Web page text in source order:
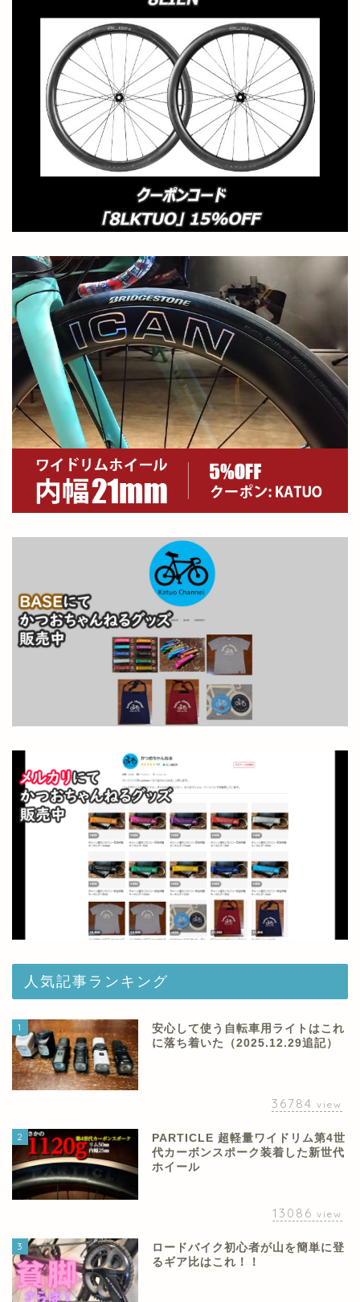
人気記事ランキング
1
安心して使う自転車用ライトはこれ
に落ち着いた（2025.12.29追記）
36784 view
2
PARTICLE 超軽量ワイドリム第4世
代カーボンスポーク装着した新世代
ホイール
13086 view
3
ロードバイク初心者が山を簡単に登
るギア比はこれ！！